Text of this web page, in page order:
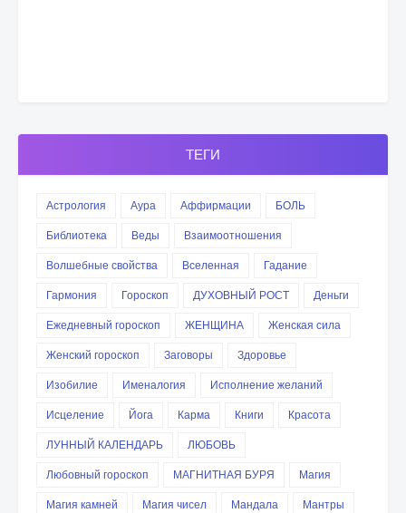
ТЕГИ
Астрология Аура Аффирмации
БОЛЬ
Библиотека
Веды
Взаимоотношения
Волшебные свойства
Вселенная
Гадание
Гармония
Гороскоп ДУХОВНЫЙ РОСТ
Деньги
Ежедневный гороскоп
ЖЕНЩИНА
Женская сила
Женский гороскоп
Заговоры
Здоровье
Изобилие
Именалогия
Исполнение желаний
Исцеление
Йога Карма Книги
Красота
ЛУННЫЙ КАЛЕНДАРЬ
ЛЮБОВЬ
Любовный гороскоп
МАГНИТНАЯ БУРЯ
Магия
Магия камней
Магия чисел Мандала
Мантры